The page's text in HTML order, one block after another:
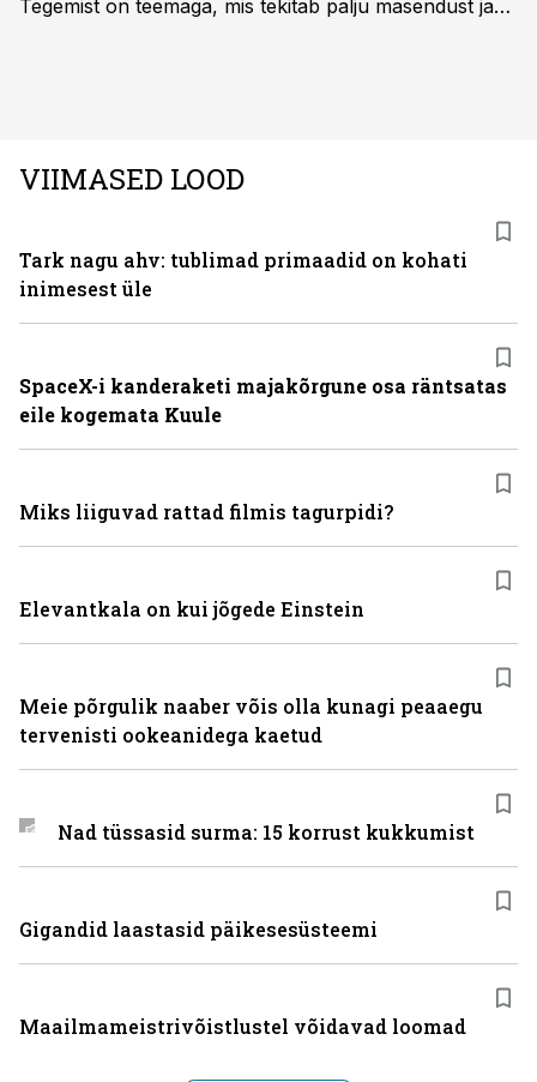
Tegemist on teemaga, mis tekitab palju masendust ja
VIIMASED LOOD
Tark nagu ahv: tublimad primaadid on kohati
inimesest üle
SpaceX-i kanderaketi majakõrgune osa räntsatas
eile kogemata Kuule
Miks liiguvad rattad filmis tagurpidi?
Elevantkala on kui jõgede Einstein
Meie põrgulik naaber võis olla kunagi peaaegu
tervenisti ookeanidega kaetud
Nad tüssasid surma: 15 korrust kukkumist
Gigandid laastasid päikesesüsteemi
Maailmameistrivõistlustel võidavad loomad